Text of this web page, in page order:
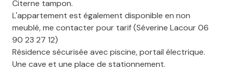
Citerne tampon.
L'appartement est également disponible en non
meublé, me contacter pour tarif (Séverine Lacour 06
90 23 27 12)
Résidence sécurisée avec piscine, portail électrique.
Une cave et une place de stationnement.